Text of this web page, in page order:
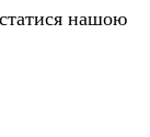
нашою